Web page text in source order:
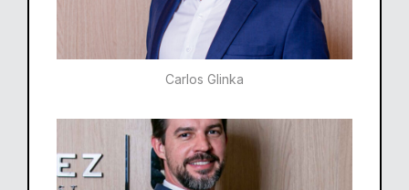
Carlos Glinka